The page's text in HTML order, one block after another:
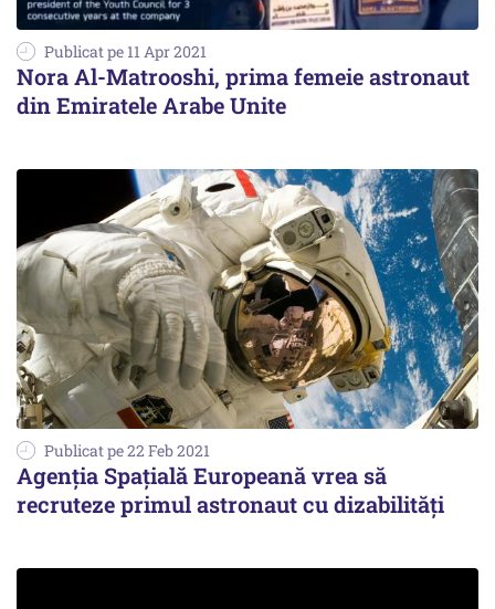
Publicat pe 11 Apr 2021
Nora Al-Matrooshi, prima femeie astronaut
din Emiratele Arabe Unite
Publicat pe 22 Feb 2021
Agenția Spațială Europeană vrea să
recruteze primul astronaut cu dizabilități